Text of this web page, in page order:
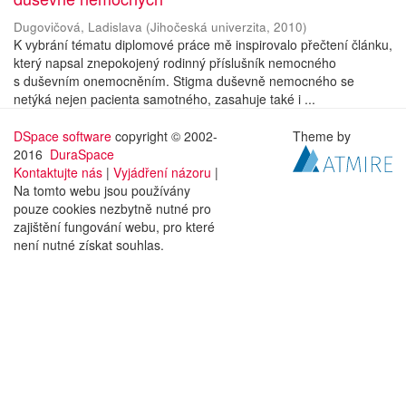
Dugovičová, Ladislava (Jihočeská univerzita, 2010)
K vybrání tématu diplomové práce mě inspirovalo přečtení článku,
který napsal znepokojený rodinný příslušník nemocného
s duševním onemocněním. Stigma duševně nemocného se
netýká nejen pacienta samotného, zasahuje také i ...
DSpace software copyright © 2002-
2016 DuraSpace
Kontaktujte nás | Vyjádření názoru |
Na tomto webu jsou používány
pouze cookies nezbytně nutné pro
zajištění fungování webu, pro které
není nutné získat souhlas.
Theme by